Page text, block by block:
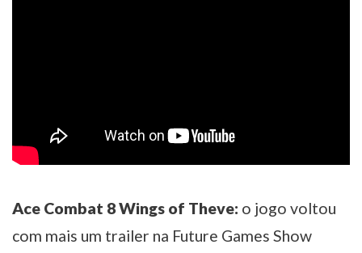
Ace Combat 8 Wings of Theve: o jogo voltou
com mais um trailer na Future Games Show